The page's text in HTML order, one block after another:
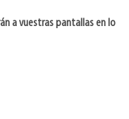
a vuestras pantallas en lo